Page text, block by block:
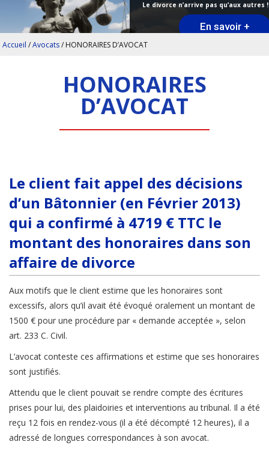
Le divorce n’arrive pas qu’aux autres !
En savoir +
Accueil /Avocats/ HONORAIRES D’AVOCAT
HONORAIRES
D’AVOCAT
Le client fait appel des décisions
d’un Bâtonnier (en Février 2013)
qui a confirmé à 4719 € TTC le
montant des honoraires dans son
affaire de divorce
Aux motifs que le client estime que les honoraires sont
excessifs, alors qu’il avait été évoqué oralement un montant de
1500 € pour une procédure par « demande acceptée », selon
art. 233 C. Civil.
L’avocat conteste ces affirmations et estime que ses honoraires
sont justifiés.
Attendu que le client pouvait se rendre compte des écritures
prises pour lui, des plaidoiries et interventions au tribunal. Il a été
reçu 12 fois en rendez-vous (il a été décompté 12 heures), il a
adressé de longues correspondances à son avocat.